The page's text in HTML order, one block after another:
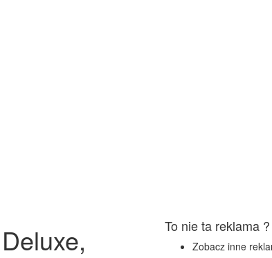
To nie ta reklama ?
Zobacz inne